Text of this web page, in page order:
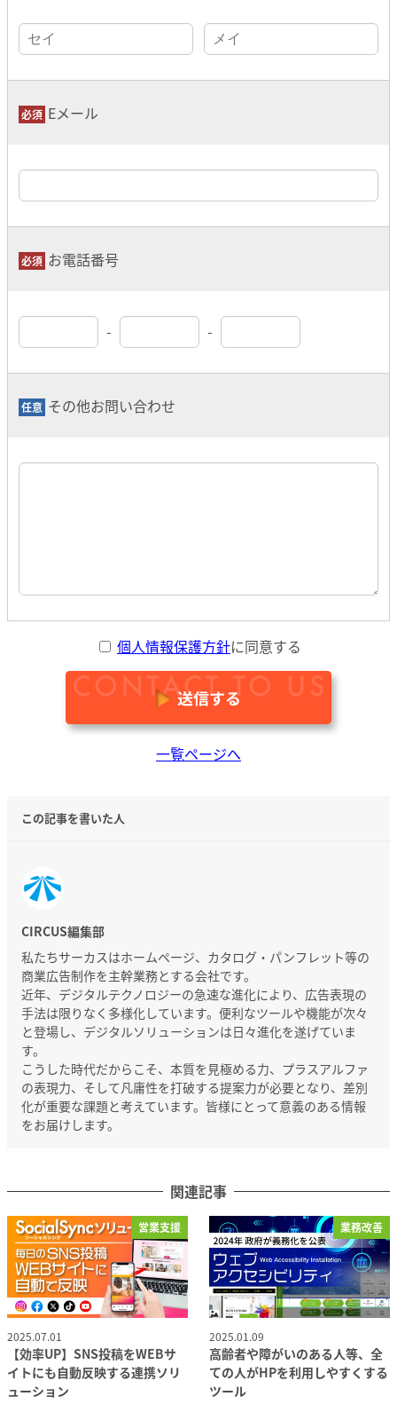
Eメール
お電話番号
その他お問い合わせ
個人情報保護方針に同意する
一覧ページへ
この記事を書いた人
CIRCUS編集部
私たちサーカスはホームページ、カタログ・パンフレット等の
商業広告制作を主幹業務とする会社です。
近年、デジタルテクノロジーの急速な進化により、広告表現の
手法は限りなく多様化しています。便利なツールや機能が次々
と登場し、デジタルソリューションは日々進化を遂げていま
す。
こうした時代だからこそ、本質を見極める力、プラスアルファ
の表現力、そして凡庸性を打破する提案力が必要となり、差別
化が重要な課題と考えています。皆様にとって意義のある情報
をお届けします。
関連記事
営業支援
【効率UP】SNS投稿をWEBサ
イトにも自動反映する連携ソリ
ューション
投稿日
2025.07.01
業務改善
高齢者や障がいのある人等、全
ての人がHPを利用しやすくする
ツール
投稿日
2025.01.09